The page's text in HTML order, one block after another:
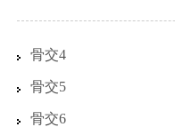
骨交4
骨交5
骨交6